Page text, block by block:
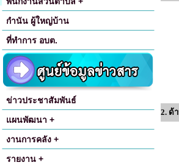
กำนัน ผู้ใหญ่บ้าน
ที่ทำการ อบต.
ข่าวประชาสัมพันธ์
แผนพัฒนา +
งานการคลัง +
รายงาน +
2. ด้